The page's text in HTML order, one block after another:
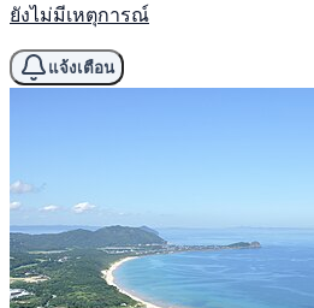
ยังไม่มีเหตุการณ์
แจ้งเตือน